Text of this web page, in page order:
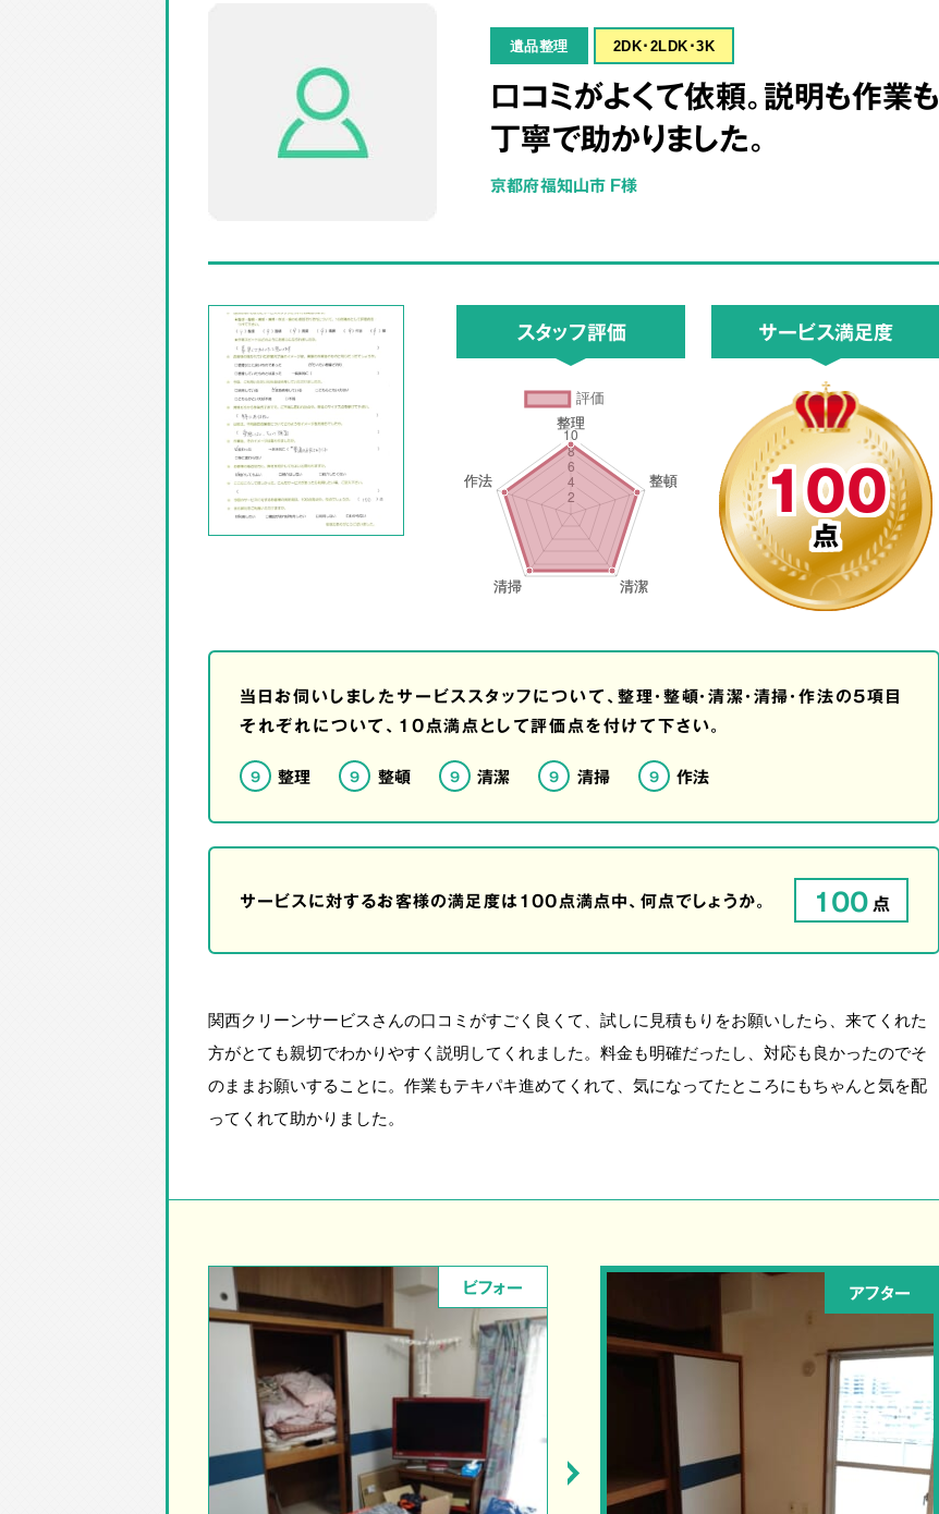
遺品整理 2DK･2LDK･3K
口コミがよくて依頼。説明も作業も
丁寧で助かりました。
京都府福知山市 F様
スタッフ評価 サービス満足度
100
点
当日お伺いしましたサービススタッフについて、整理・整頓・清潔・清掃・作法の5項目
それぞれについて、10点満点として評価点を付けて下さい。
9 整理 9 整頓 9 清潔 9 清掃 9 作法
サービスに対するお客様の満足度は100点満点中、何点でしょうか。 100点
関西クリーンサービスさんの口コミがすごく良くて、試しに見積もりをお願いしたら、来てくれた
方がとても親切でわかりやすく説明してくれました。料金も明確だったし、対応も良かったのでそ
のままお願いすることに。作業もテキパキ進めてくれて、気になってたところにもちゃんと気を配
ってくれて助かりました。
ビフォー アフター